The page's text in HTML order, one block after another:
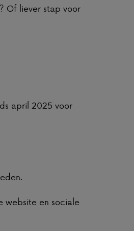
? Of liever stap voor
april 2025 voor
website en sociale